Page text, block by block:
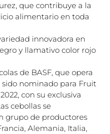
que contribuye a la
alimentario en toda
innovadora en
y llamativo color rojo
de BASF, que opera
nominado para Fruit
con su exclusiva
cebollas se
grupo de productores
Alemania, Italia,